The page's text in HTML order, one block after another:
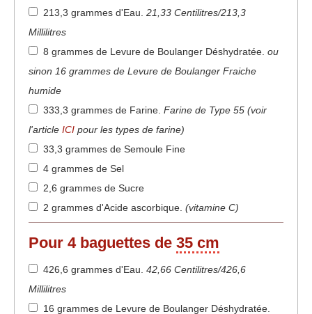
213,3 grammes d'Eau. 21,33 Centilitres/213,3
Millilitres
8 grammes de Levure de Boulanger Déshydratée. ou
sinon 16 grammes de Levure de Boulanger Fraiche
humide
333,3 grammes de Farine. Farine de Type 55 (voir
l'article ICI pour les types de farine)
33,3 grammes de Semoule Fine
4 grammes de Sel
2,6 grammes de Sucre
2 grammes d'Acide ascorbique. (vitamine C)
Pour 4baguettes de 35 cm
426,6 grammes d'Eau. 42,66 Centilitres/426,6
Millilitres
16 grammes de Levure de Boulanger Déshydratée.